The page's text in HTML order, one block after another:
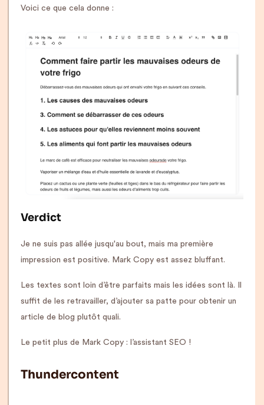
Voici ce que cela donne :
Verdict
Je ne suis pas allée jusqu'au bout, mais ma première
impression est positive. Mark Copy est assez bluffant.
Les textes sont loin d’être parfaits mais les idées sont là. Il
suffit de les retravailler, d’ajouter sa patte pour obtenir un
article de blog plutôt quali.
Le petit plus de Mark Copy : l’assistant SEO !
Thundercontent